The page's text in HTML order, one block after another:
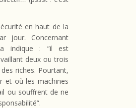
en haut de la
jour. Concernant
indique : “il est
deux ou trois
riches. Pourtant,
et où les machines
ou souffrent de ne